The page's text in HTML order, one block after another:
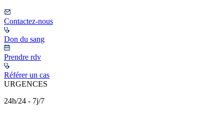
Contactez-nous
Don du sang
Prendre rdv
Référer un cas
URGENCES
24h/24 - 7j/7